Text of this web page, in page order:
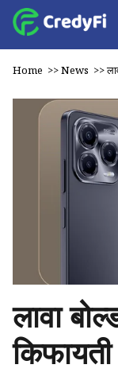
Home >>News >>
लावा